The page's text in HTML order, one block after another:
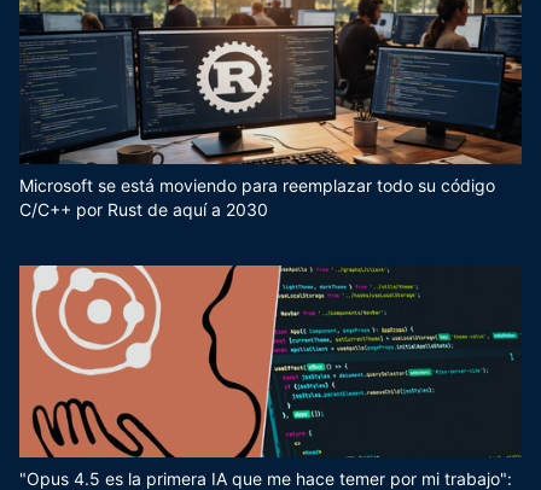
Microsoft se está moviendo para reemplazar todo su código
C/C++ por Rust de aquí a 2030
"Opus 4.5 es la primera IA que me hace temer por mi trabajo":